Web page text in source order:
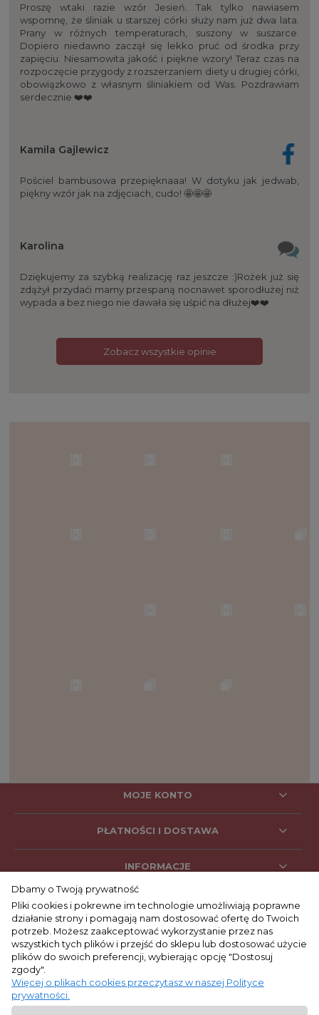
Proszę wtaki razie wzór Jesień. Tak tylko nawiasem
wspomnę, że śliniak u starszej córki służy nam już dwa lata.
Prany w różnych temperaturach, suszony w suszarce.
Dopiero niedawno zaczął się lekko pruć od środka przy
zapięciu. Niesamowita jakość i piękne wzory! Teraz czas na
rozpoczęcie przygody z rozszerzaniem diety u drugiej córki,
obowiązkowo z własnym śliniakiem od Was. Pozdrawiam
serdecznie ❤️❤️
Kamila Gajlewicz
Pościel bambusowa przepięknaaa! W dotyku jak jedwab,
piękny wzór jak na zdjęciach, cudo! 🤩🤩🤩
Karolina
Dziękujemy za szybką realizację raz jeszcze :)Rożek już się
zdążył przydaći mamy przespaną nocnawet sporodłużej niż
wypada a bez niego nie dawała się uśpić na dłużej❤️❤️
Zobacz wszystkie opinie
MOJE KONTO
PŁATNOŚCI I DOSTAWA
INFORMACJE
SOCIAL MEDIA
KONTAKT
+48 662 053 047
Dbamy o Twoją prywatność
Pliki cookies i pokrewne im technologie umożliwiają poprawne
działanie strony i pomagają nam dostosować ofertę do Twoich
potrzeb. Możesz zaakceptować wykorzystanie przez nas
wszystkich tych plików i przejść do sklepu lub dostosować użycie
plików do swoich preferencji, wybierając opcję "Dostosuj
zgody".
Więcej o plikach cookies przeczytasz w naszej Polityce
prywatności.